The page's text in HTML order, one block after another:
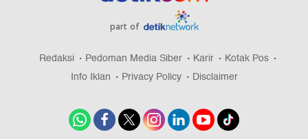
part of
Redaksi Pedoman Media Siber Karir
Kotak Pos
Info Iklan
Privacy Policy Disclaimer